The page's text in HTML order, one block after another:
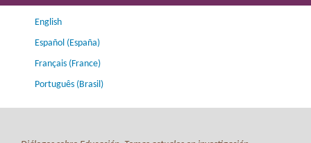
English
Español (España)
Français (France)
Português (Brasil)